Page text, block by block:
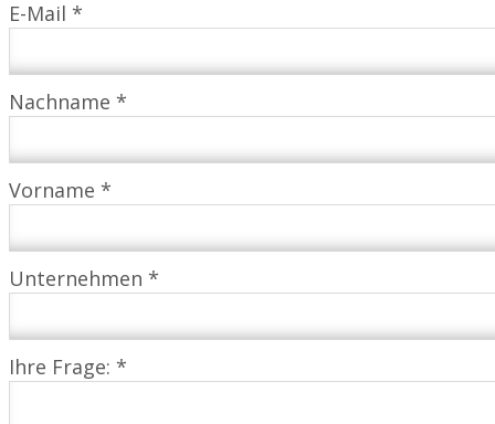
E-Mail *
Nachname *
Vorname *
Unternehmen *
Ihre Frage: *